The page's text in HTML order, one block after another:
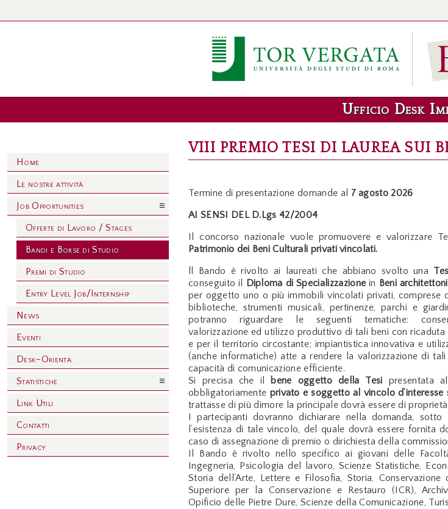
Ufficio Desk
VIII PREMIO TESI DI LAUREA SUI
Termine di presentazione domande al 7 agosto 2026
AI SENSI DEL D.Lgs 42/2004
Il concorso nazionale vuole promuovere e valorizzare
Patrimonio dei Beni Culturali privati vincolati.
ll Bando è rivolto ai laureati che abbiano svolto una
conseguito il
Diploma di Specializzazione in Beni
per oggetto uno o più immobili vincolati privati, comprese
biblioteche, strumenti musicali, pertinenze, parchi e
potranno riguardare le seguenti tematiche:
valorizzazione ed utilizzo produttivo di tali beni con
e per il territorio circostante; impiantistica innovativa e
(anche informatiche) atte a rendere la valorizzazione di
capacità di comunicazione efficiente.
Si precisa che il bene oggetto della Tesi presentata
obbligatoriamente privato e soggetto al vincolo d’interesse
trattasse di più dimore la principale dovrà essere di
I partecipanti dovranno dichiarare nella domanda, sotto
l’esistenza di tale vincolo, del quale dovrà essere fornita
caso di assegnazione di premio o dirichiesta della
Il Bando è rivolto nello specifico ai giovani delle
Ingegneria, Psicologia del lavoro, Scienze Statistiche,
Storia dell’Arte, Lettere e Filosofia, Storia,
Superiore per la Conservazione e Restauro (ICR),
Opificio delle Pietre Dure, Scienze della Comunicazione,
Home
Le nostre attività
Job Opportunities
Offerte di Lavoro / Stages
Bandi e Borse di Studio
Premi di Studio
Entry Level Job/Internship
News
Eventi
Desk-Orienta
Statistiche
Link Utili
Contatti
Privacy